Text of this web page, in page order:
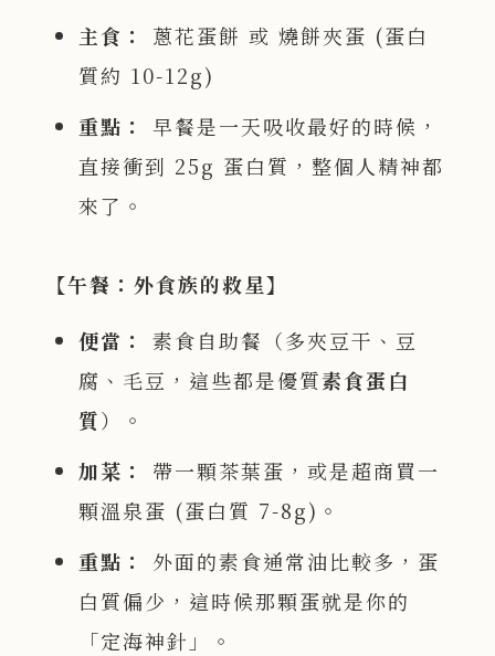
主食：
蔥花蛋餅 或 燒餅夾蛋 (蛋白
質約 10-12g)
重點：
早餐是一天吸收最好的時候，
直接衝到 25g 蛋白質，整個人精神都
來了。
【午餐：外食族的救星】
便當：
素食自助餐（多夾豆干、豆
腐、毛豆，這些都是優質素食蛋白
質）。
加菜：
帶一顆茶葉蛋，或是超商買一
顆溫泉蛋 (蛋白質 7-8g)。
重點：
外面的素食通常油比較多，蛋
白質偏少，這時候那顆蛋就是你的
「定海神針」。